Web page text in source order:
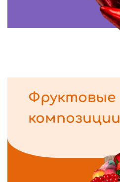
Фруктовые
композиции